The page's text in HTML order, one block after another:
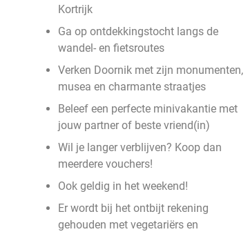
Kortrijk
Ga op ontdekkingstocht langs de
wandel- en fietsroutes
Verken Doornik met zijn monumenten,
musea en charmante straatjes
Beleef een perfecte minivakantie met
jouw partner of beste vriend(in)
Wil je langer verblijven? Koop dan
meerdere vouchers!
Ook geldig in het weekend!
Er wordt bij het ontbijt rekening
gehouden met vegetariërs en